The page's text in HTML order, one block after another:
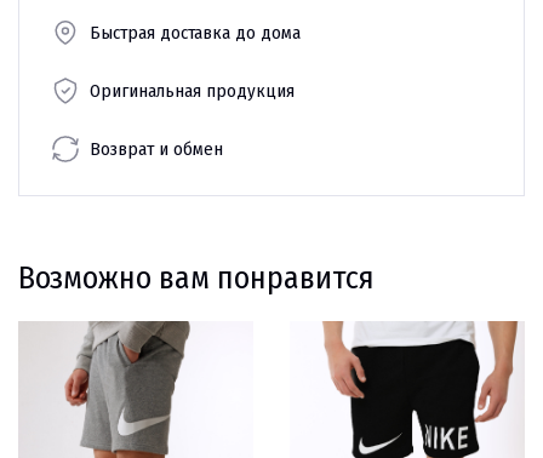
Быстрая доставка до дома
Оригинальная продукция
Возврат и обмен
Возможно вам понравится